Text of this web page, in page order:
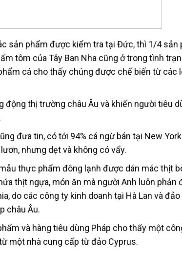
sản phẩm được kiểm tra tại Đức, thì 1/4 sản
tôm của Tây Ban Nha cũng ở trong tình
cá cho thấy chúng được chế biến từ các
động thị trường châu Âu và khiến người tiêu
đưa tin, có tới 94% cá ngừ bán tại New
nhưng dẹt và không có vẩy.
thực phẩm đông lạnh được dán mác thịt
thịt ngựa, món ăn mà người Anh luôn phản
do các công ty kinh doanh tại Hà Lan và
châu Âu.
và hàng tiêu dùng Pháp cho thấy một
một nhà cung cấp từ đảo Cyprus.